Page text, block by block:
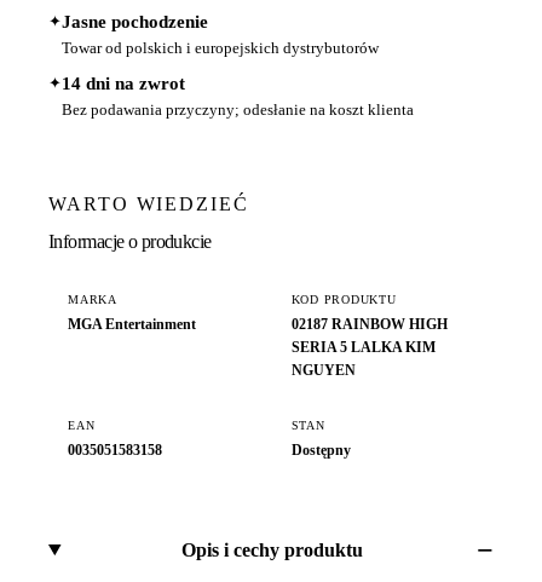
✦Jasne pochodzenie
Towar od polskich i europejskich dystrybutorów
✦14 dni na zwrot
Bez podawania przyczyny; odesłanie na koszt klienta
WARTO WIEDZIEĆ
Informacje o produkcie
MARKA
MGA Entertainment
KOD PRODUKTU
02187 RAINBOW HIGH
SERIA 5 LALKA KIM
NGUYEN
EAN
0035051583158
STAN
Dostępny
Opis i cechy produktu